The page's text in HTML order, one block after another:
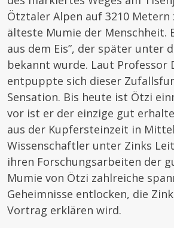
Ötztaler Alpen auf 3210 Metern
älteste Mumie der Menschheit.
aus dem Eis”, der später unter
bekannt wurde. Laut Professor
entpuppte sich dieser
Sensation. Bis heute ist Ötzi
vor ist er der einzige gut
aus der Kupfersteinzeit in
Wissenschaftler unter Zinks
ihren Forschungsarbeiten der
Mumie von Ötzi zahlreiche
Geheimnisse entlocken, die
Vortrag erklären wird.